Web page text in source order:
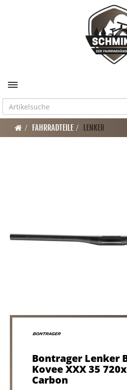
Toggle navigation
FAHRRADTEILE LENKER
Bontrager Lenker
Kovee XXX 35
Carbon